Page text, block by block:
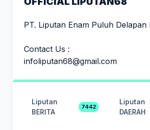
PT. Liputan Enam Puluh Delapan
Contact Us :
infoliputan68@gmail.com
Liputan
BERITA
7442
Liputan
DAERAH